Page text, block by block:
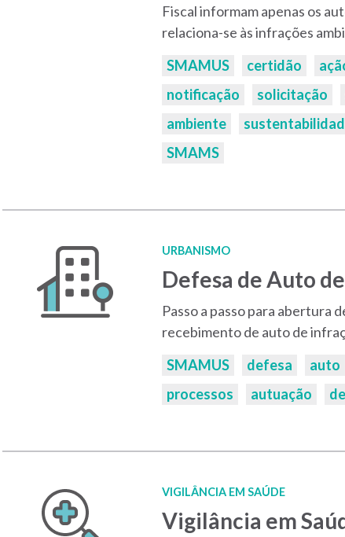
Fiscal informam apenas os
relaciona-se às infrações
Palavras-
chaves:
SMAMUS certidão
notificação
solicitação
ambiente
SMAMS
URBANISMO
Defesa de Auto
Passo a passo para abertura
recebimento de auto de
Palavras-
SMAMUS defesa auto
processos
autuação
VIGILÂNCIA EM SAÚDE
Vigilância em